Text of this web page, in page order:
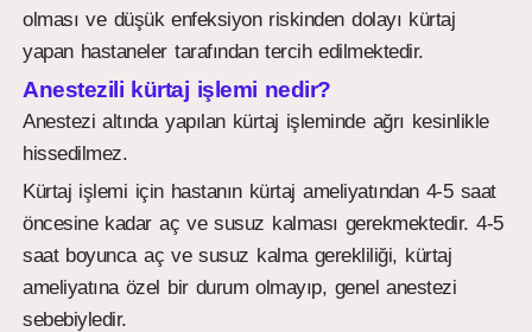
olması ve düşük enfeksiyon riskinden dolayı kürtaj
yapan hastaneler tarafından tercih edilmektedir.
Anestezili kürtaj işlemi nedir?
Anestezi altında yapılan kürtaj işleminde ağrı kesinlikle
hissedilmez.
Kürtaj işlemi için hastanın kürtaj ameliyatından 4-5 saat
öncesine kadar aç ve susuz kalması gerekmektedir. 4-5
saat boyunca aç ve susuz kalma gerekliliği, kürtaj
ameliyatına özel bir durum olmayıp, genel anestezi
sebebiyledir.